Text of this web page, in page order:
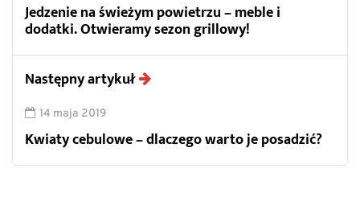
Jedzenie na świeżym powietrzu – meble i
dodatki. Otwieramy sezon grillowy!
Następny artykuł
14 maja 2019
Kwiaty cebulowe – dlaczego warto je posadzić?